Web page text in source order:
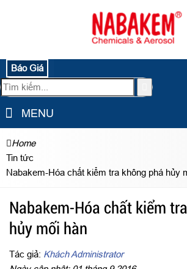
Báo Giá
MENU
Home
Tin tức
Nabakem-Hóa chất kiểm tra không phá hủy
Nabakem-Hóa chất kiểm
hủy mối hàn
Tác giả: Khách Administrator